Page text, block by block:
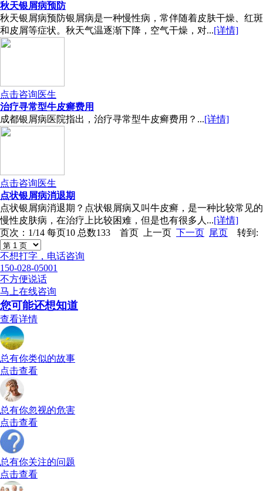
秋天银屑病预防
秋天银屑病预防银屑病是一种慢性病，常伴随着皮肤干燥、红斑
和皮屑等症状。秋天气温逐渐下降，空气干燥，对...[详情]
点击咨询医生
治疗寻常型牛皮癣费用
成都银屑病医院指出，治疗寻常型牛皮癣费用？...[详情]
点击咨询医生
点状银屑病消退期
点状银屑病消退期？点状银屑病又叫牛皮癣，是一种比较常见的
慢性皮肤病，在治疗上比较困难，但是也有很多人...[详情]
页次：1/14 每页10 总数133 首页 上一页 下一页 尾页 转到:
不想打字，电话咨询
150-028-05001
不方便说话
马上在线咨询
您可能还想知道
查看详情
总有你类似的故事
点击查看
总有你忽视的危害
点击查看
总有你关注的问题
点击查看